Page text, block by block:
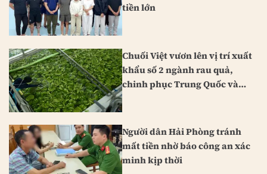
tiền lớn
Chuối Việt vươn lên vị trí xuất
khẩu số 2 ngành rau quả,
chinh phục Trung Quốc và
Người dân Hải Phòng tránh
mất tiền nhờ báo công an xác
minh kịp thời